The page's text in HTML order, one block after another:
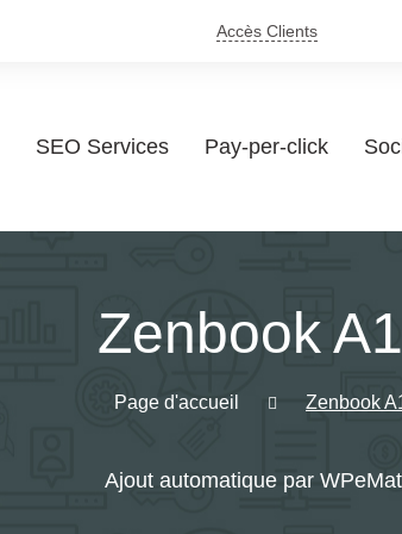
Accès Clients
SEO Services Pay-per-click
Zenbook
Page d'accueil Zenbook
Ajout automatique par